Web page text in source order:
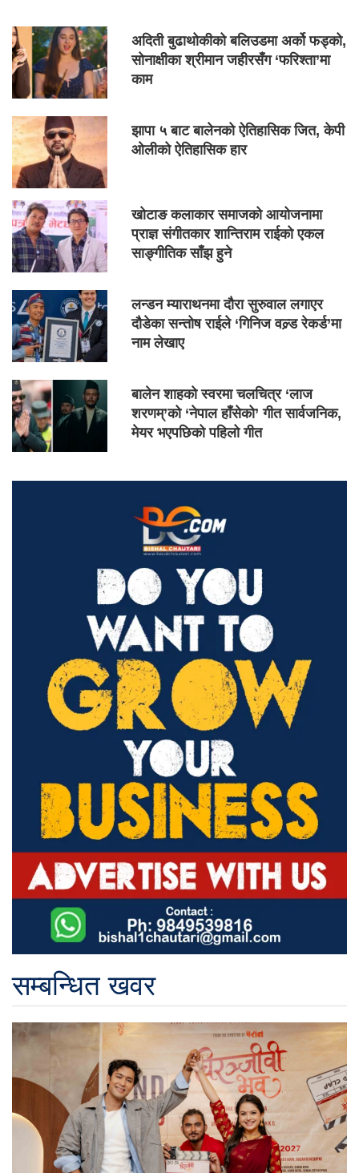
अदिती बुढाथोकीको बलिउडमा अर्को फड्को,
सोनाक्षीका श्रीमान जहीरसँग ‘फरिश्ता’मा
काम
झापा ५ बाट बालेनको ऐतिहासिक जित, केपी
ओलीको ऐतिहासिक हार
खोटाङ कलाकार समाजको आयोजनामा
प्राज्ञ संगीतकार शान्तिराम राईको एकल
साङ्गीतिक साँझ हुने
लन्डन म्याराथनमा दौरा सुरुवाल लगाएर
दौडेका सन्तोष राईले ‘गिनिज वल्र्ड रेकर्ड’मा
नाम लेखाए
बालेन शाहको स्वरमा चलचित्र ‘लाज
शरणम्’को ‘नेपाल हाँसेको’ गीत सार्वजनिक,
मेयर भएपछिको पहिलो गीत
सम्बन्धित खवर